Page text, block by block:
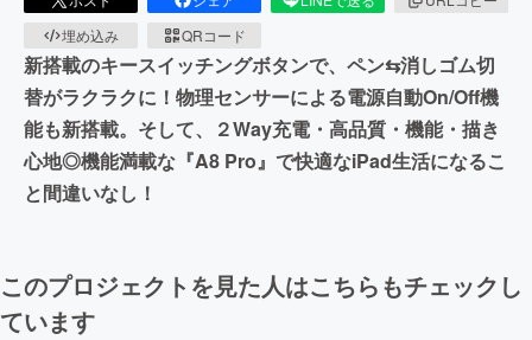
埋め込み
QRコード
新搭載のキースイッチングボタンで、ペン⇆消しゴム切
替がラクラクに！物理センサーによる電源自動On/Off機
能も新搭載。そして、２Way充電・高品質・機能・描き
心地◎機能満載な『A8 Pro』で快適なiPad生活になるこ
と間違いなし！
このプロジェクトを見た人はこちらもチェックし
ています